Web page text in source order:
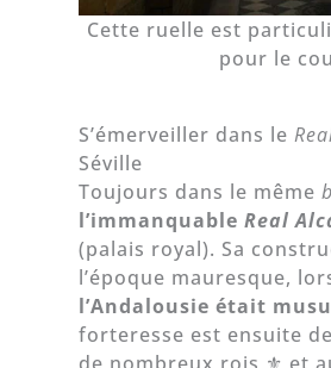
Cette ruelle est
pour le
S’émerveiller dans le
Séville
Toujours dans le même
l’immanquableReal
(palais royal). Sa
l’époque mauresque,
l’Andalousie était
forteresse est ensuite